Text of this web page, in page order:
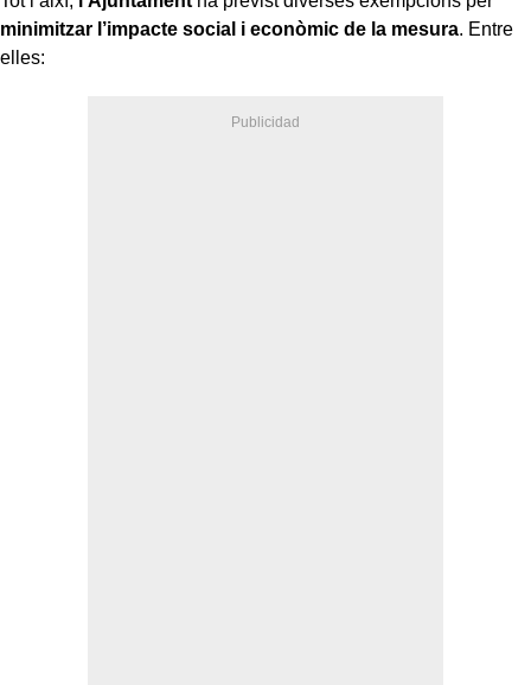
minimitzar l’impacte social i econòmic de la mesura. Entre
elles: